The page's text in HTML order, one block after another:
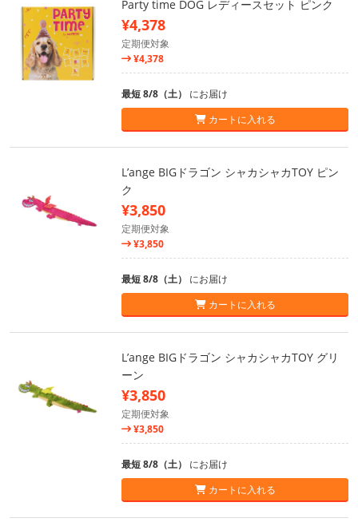
Party time DOG レディースセット ピンク
¥4,378
定期便対象
¥4,378
最短 8/8（土） にお届け
カートに入れる
L’ange BIGドラゴン シャカシャカTOY ピン
ク
¥3,850
定期便対象
¥3,850
最短 8/8（土） にお届け
カートに入れる
L’ange BIGドラゴン シャカシャカTOY グリ
ーン
¥3,850
定期便対象
¥3,850
最短 8/8（土） にお届け
カートに入れる